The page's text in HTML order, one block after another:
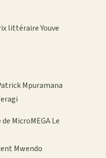
littéraire Youve
Mpuramana
MicroMEGA Le
Mwendo